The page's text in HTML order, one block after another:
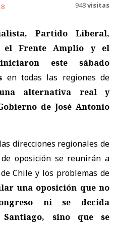
948visitas
Partido Liberal,
el Frente Amplio y el
este sábado
en todas las regiones de
alternativa real y
de José Antonio
direcciones regionales de
oposición se reunirán a
Chile y los problemas de
una oposición que no
ni se decida
Santiago, sino que se